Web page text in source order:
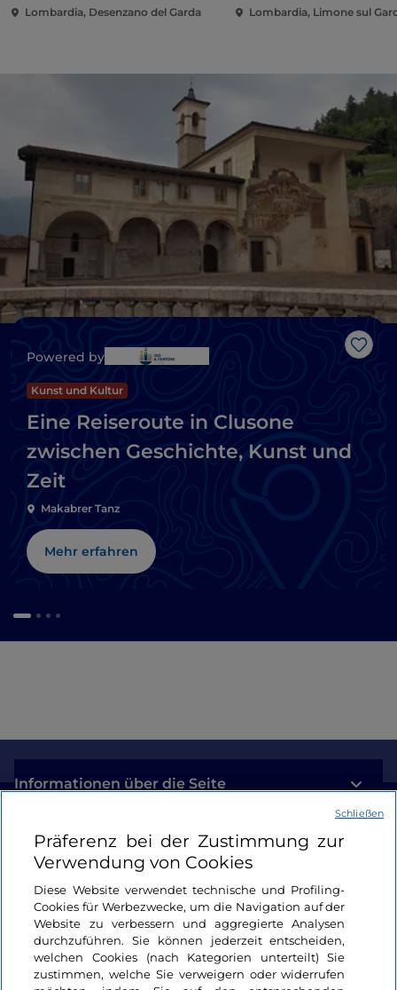
Lombardia, Desenzano del Garda Lombardia, Limone sul
Like
Powered by
Kunst und Kultur
Eine Reiseroute in Clusone
zwischen Geschichte, Kunst und
Zeit
Makabrer Tanz
Mehr erfahren
Informationen über die Seite
Nützliche Links
Login
Bleiben wir in Kontakt
Präferenz bei der Zustimmung zur
Verwendung von Cookies
Diese Website verwendet technische und Profiling-
Cookies für Werbezwecke, um die Navigation auf der
Website zu verbessern und aggregierte Analysen
durchzuführen. Sie können jederzeit entscheiden,
welchen Cookies (nach Kategorien unterteilt) Sie
zustimmen, welche Sie verweigern oder widerrufen
Schließen